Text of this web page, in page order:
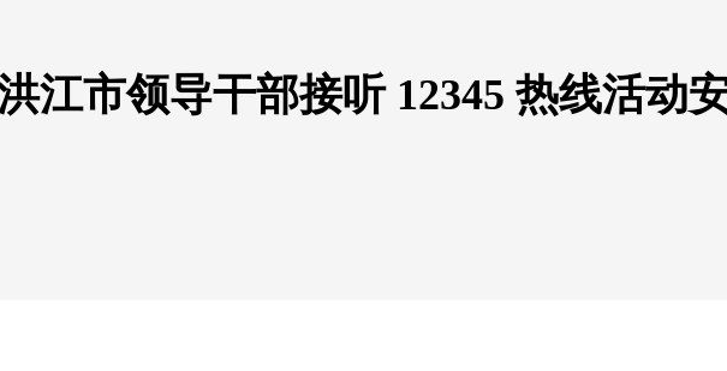
江市领导干部接听 12345 热线活动